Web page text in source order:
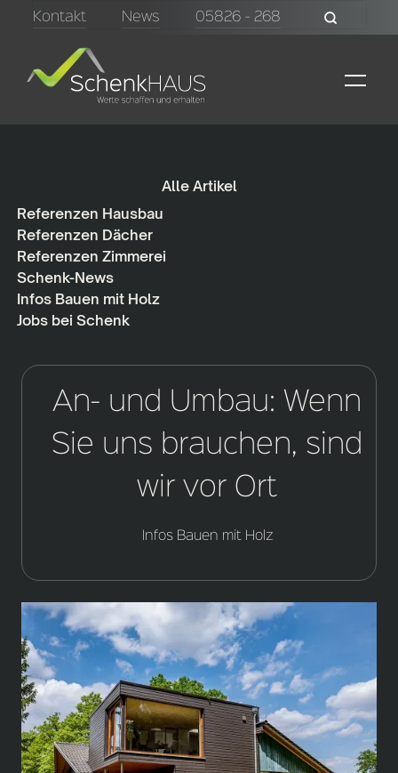
Kontakt News 05826 - 268
Alle Artikel
Referenzen Hausbau
Referenzen Dächer
Referenzen Zimmerei
Schenk-News
Infos Bauen mit Holz
Jobs bei Schenk
An- und Umbau: Wenn
Sie uns brauchen, sind
wir vor Ort
Infos Bauen mit Holz